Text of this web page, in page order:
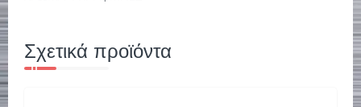
Σχετικά προϊόντα